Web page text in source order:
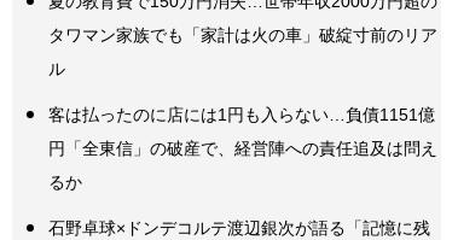
タワマン家族でも「家計は火の車」破綻寸前のリア
ル
客は払ったのに店には1円も入らない…負債1151億
円「全東信」の破産で、経営陣への責任追及は問え
るか
石野卓球×ドンデコルテ渡辺銀次が語る「記憶に残